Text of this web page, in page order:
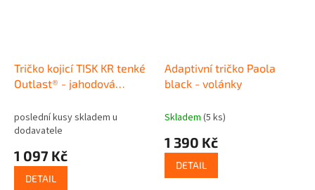
Tričko kojicí TISK KR tenké
Outlast® - jahodová
poslední kusy skladem u
dodavatele
1 097 Kč
DETAIL
Adaptivní tričko Paola
black - volánky
Skladem (5 ks)
1 390 Kč
DETAIL